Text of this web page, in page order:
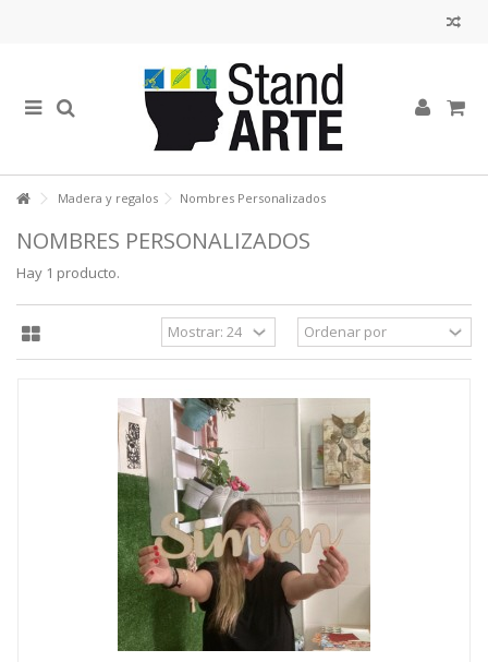
Madera y regalos Nombres Personalizados
NOMBRES PERSONALIZADOS
Hay 1 producto.